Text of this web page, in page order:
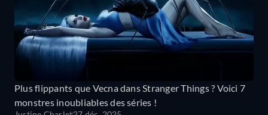
Plus flippants que Vecna dans Stranger Things ? Voici 7
monstres inoubliables des séries !